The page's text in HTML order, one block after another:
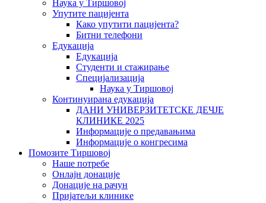
Наука у Тиршовој
Упутите пацијента
Како упутити пацијента?
Битни телефони
Едукација
Едукација
Студенти и стажирање
Специјализација
Наука у Тиршовој
Континуирана едукација
ДАНИ УНИВЕРЗИТЕТСКЕ ДЕЧЈЕ
КЛИНИКЕ 2025
Информације о предавањима
Информације о конгресима
Помозите Тиршовој
Наше потребе
Онлајн донације
Донације на рачун
Пријатељи клинике